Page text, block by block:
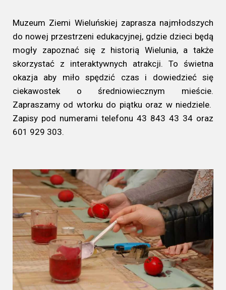
Muzeum Ziemi Wieluńskiej zaprasza najmłodszych
do nowej przestrzeni edukacyjnej, gdzie dzieci będą
mogły zapoznać się z historią Wielunia, a także
skorzystać z interaktywnych atrakcji. To świetna
okazja aby miło spędzić czas i dowiedzieć się
ciekawostek o średniowiecznym mieście.
Zapraszamy od wtorku do piątku oraz w niedziele.
Zapisy pod numerami telefonu 43 843 43 34 oraz
601 929 303.